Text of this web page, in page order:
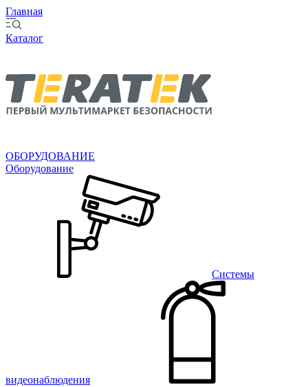
Главная
Каталог
ОБОРУДОВАНИЕ
Оборудование
Системы
видеонаблюдения